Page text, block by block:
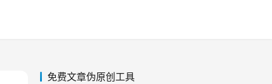
免费文章伪原创工具